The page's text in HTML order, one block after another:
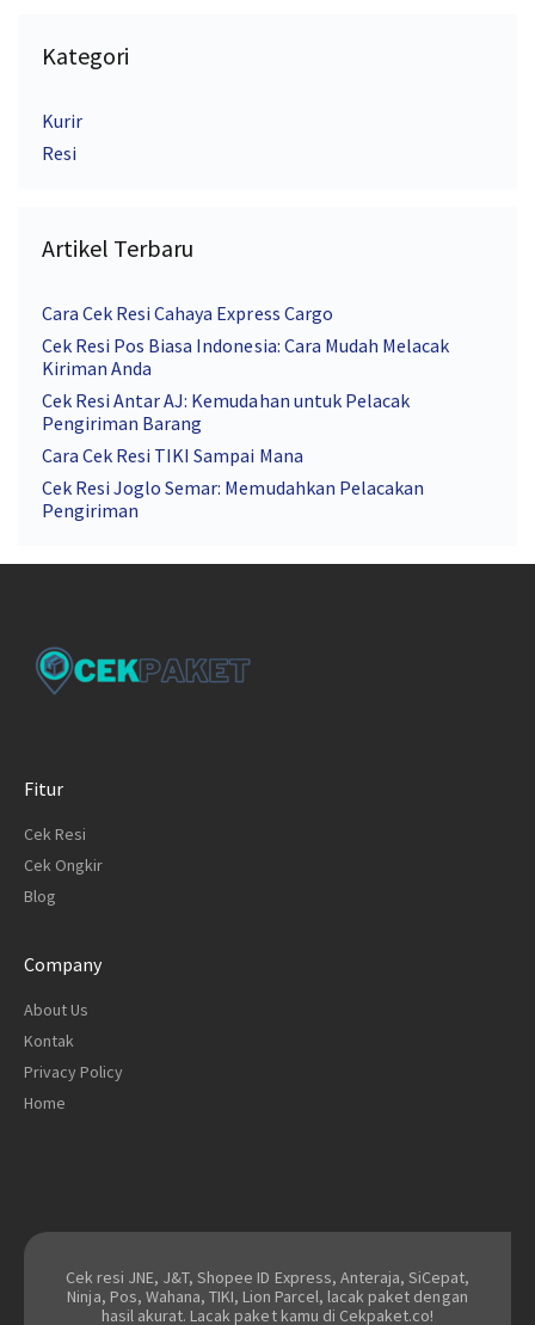
Kategori
Kurir
Resi
Artikel Terbaru
Cara Cek Resi Cahaya Express Cargo
Cek Resi Pos Biasa Indonesia: Cara Mudah Melacak
Kiriman Anda
Cek Resi Antar AJ: Kemudahan untuk Pelacak
Pengiriman Barang
Cara Cek Resi TIKI Sampai Mana
Cek Resi Joglo Semar: Memudahkan Pelacakan
Pengiriman
Fitur
Cek Resi
Cek Ongkir
Blog
Company
About Us
Kontak
Privacy Policy
Home
Cek resi JNE, J&T, Shopee ID Express, Anteraja, SiCepat,
Ninja, Pos, Wahana, TIKI, Lion Parcel, lacak paket dengan
hasil akurat. Lacak paket kamu di Cekpaket.co!